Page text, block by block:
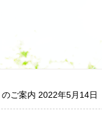
ご案内 2022年5月14日